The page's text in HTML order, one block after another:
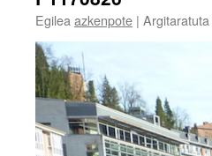
Egilea azkenpote | Argitaratuta